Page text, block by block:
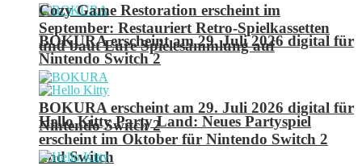
BOKURA erscheint am 29. Juli 2026 digital für
Nintendo Switch 2
Hello Kitty Party Land: Neues Partyspiel
erscheint im Oktober für Nintendo Switch 2
und Switch
Cozy Game Restoration erscheint im
September: Restauriert Retro-Spielkassetten
und baut Eure Spielesammlung auf
BOKURA erscheint am 29. Juli 2026 digital für
Nintendo Switch 2